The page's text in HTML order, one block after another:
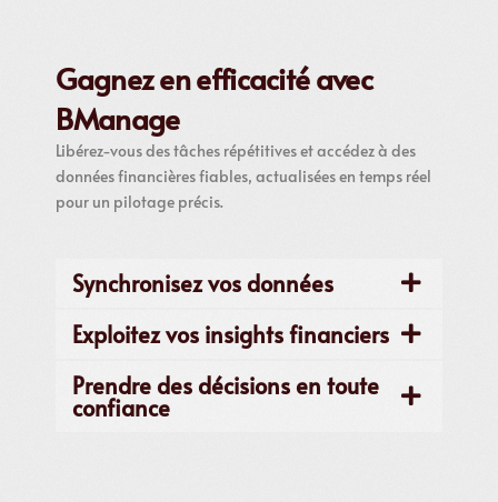
Gagnez en efficacité avec
BManage
Libérez-vous des tâches répétitives et accédez à des
données financières fiables, actualisées en temps réel
pour un pilotage précis.
Synchronisez vos données
Exploitez vos insights financiers
Prendre des décisions en toute
confiance